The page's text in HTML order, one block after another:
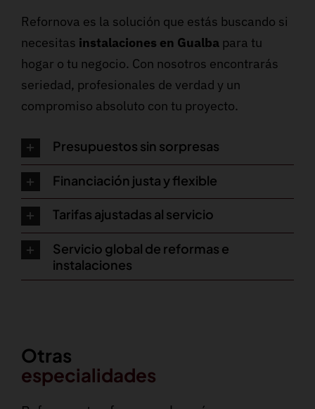
Refornova es la solución que estás buscando si
necesitas instalaciones en Gualbapara tu
hogar o tu negocio. Con nosotros encontrarás
seriedad, profesionales de verdad y un
compromiso absoluto con tu proyecto.
Presupuestos sin sorpresas
Financiación justa y flexible
Tarifas ajustadas al servicio
Servicio global de reformas e
instalaciones
Otras
especialidades